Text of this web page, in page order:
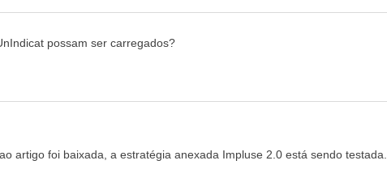
possam ser carregados?
artigo foi baixada, a estratégia anexada Impluse 2.0 está sendo testada.